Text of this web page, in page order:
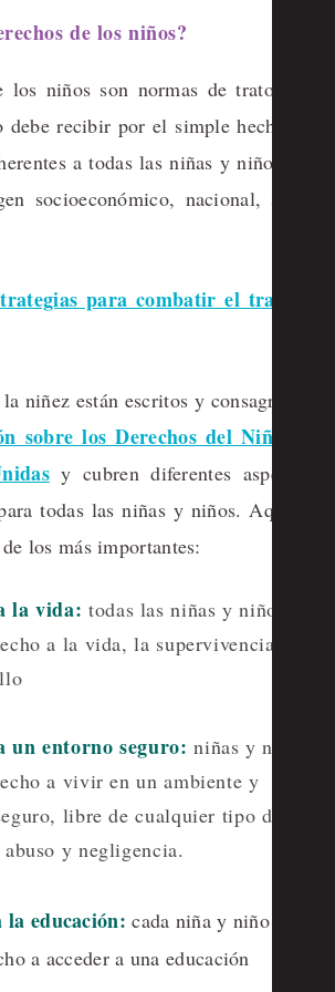
de los niños?
los niños son normas de trato que
recibir por el simple hecho de
a todas las niñas y niños sin
socioeconómico, nacional, sexo,
para combatir el trabajo
niñez están escritos y consagrados
sobre los Derechos del Niño de
y cubren diferentes aspectos
todas las niñas y niños. Aquí te
los más importantes:
la vida: todas las niñas y niños
a la vida, la supervivencia y
un entorno seguro: niñas y niños
a vivir en un ambiente y
libre de cualquier tipo de
y negligencia.
la educación: cada niña y niño
a acceder a una educación